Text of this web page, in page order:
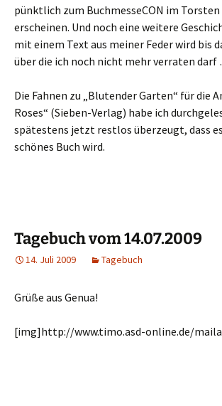
pünktlich zum BuchmesseCON im Torsten
erscheinen. Und noch eine weitere
mit einem Text aus meiner Feder wird bis
über die ich noch nicht mehr verraten
Die Fahnen zu „Blutender Garten“ für die
Roses“ (Sieben-Verlag) habe ich
spätestens jetzt restlos überzeugt, dass
schönes Buch wird.
Tagebuch vom 14.07.2009
14. Juli 2009 Tagebuch
Grüße aus Genua!
[img]http://www.timo.asd-online.de/